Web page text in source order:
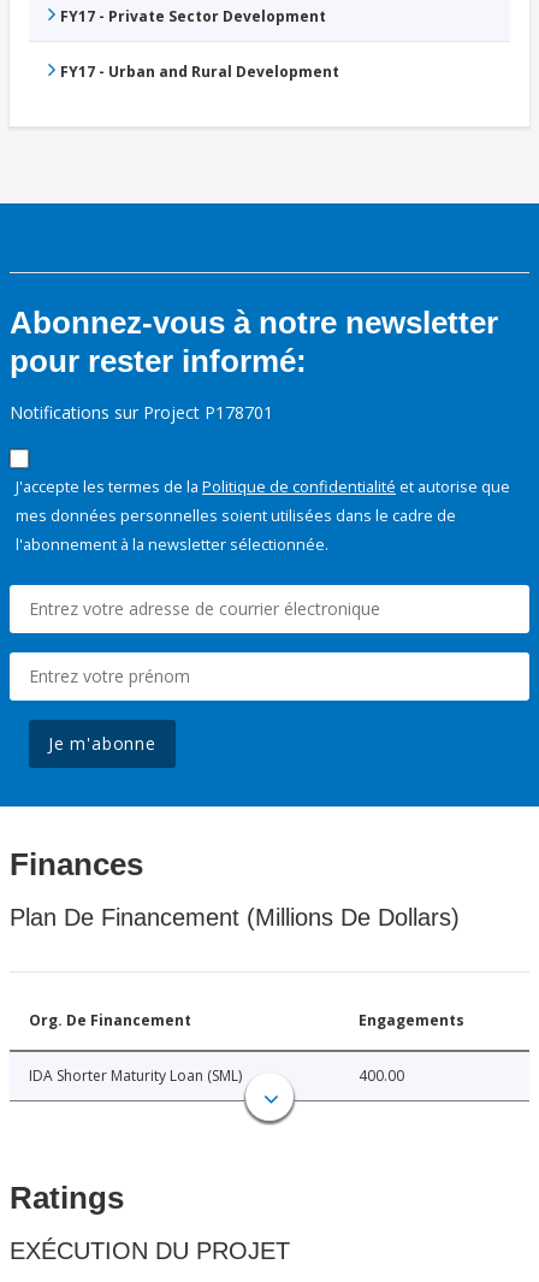
FY17 - Private Sector Development
FY17 - Urban and Rural Development
Abonnez-vous à notre newsletter
pour rester informé:
Notifications sur Project P178701
J'accepte les termes de la Politique de confidentialité et autorise que
mes données personnelles soient utilisées dans le cadre de
l'abonnement à la newsletter sélectionnée.
Je m'abonne
Finances
Plan De Financement (Millions De Dollars)
Org. De Financement Engagements
IDA Shorter Maturity Loan (SML) 400.00
Ratings
EXÉCUTION DU PROJET